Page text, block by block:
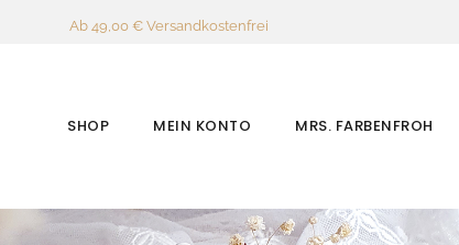
Ab 49,00 € Versandkostenfrei
SHOP MEIN KONTO MRS. FARBENFROH